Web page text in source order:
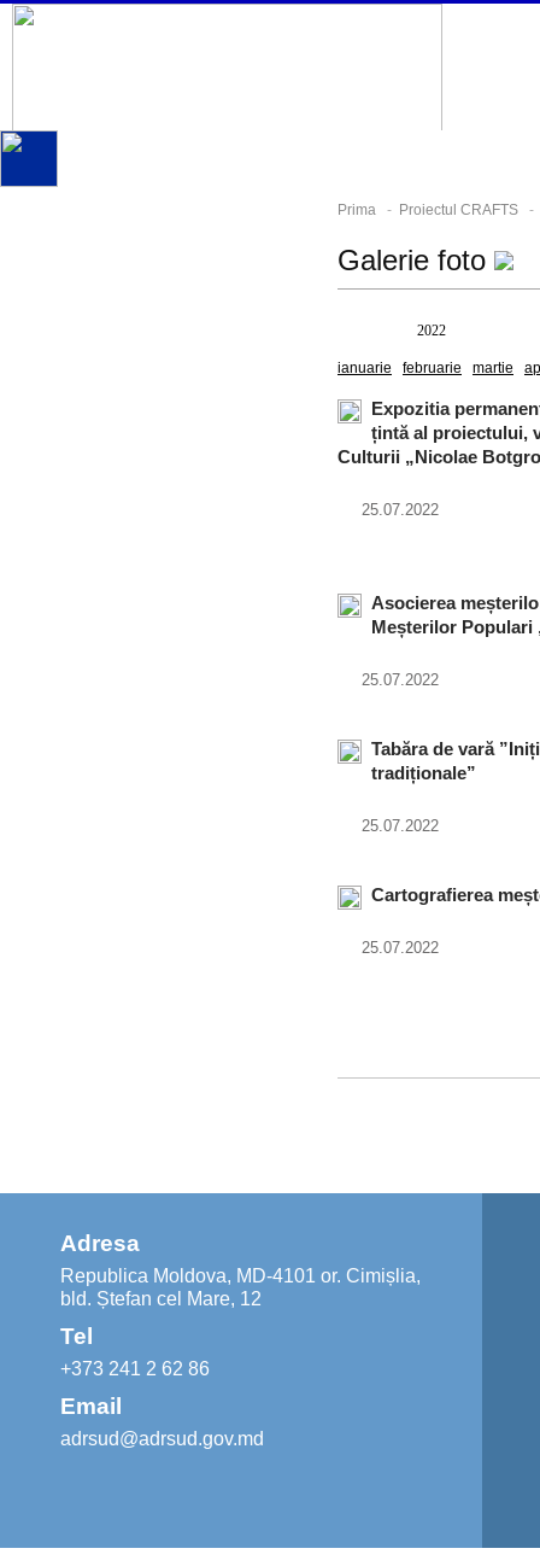
Prima - Proiectul CRAFTS -
Galerie foto
2022
ianuarie februarie martie
Expozitia
țintă al proiectului,
Culturii „Nicolae
25.07.2022
Asocierea
Meșterilor Populari
25.07.2022
Tabăra de vară
tradiționale”
25.07.2022
Cartografierea
25.07.2022
Adresa
Republica Moldova, MD-4101 or. Cimișlia,
bld. Ștefan cel Mare, 12
Tel
+373 241 2 62 86
Email
adrsud@adrsud.gov.md